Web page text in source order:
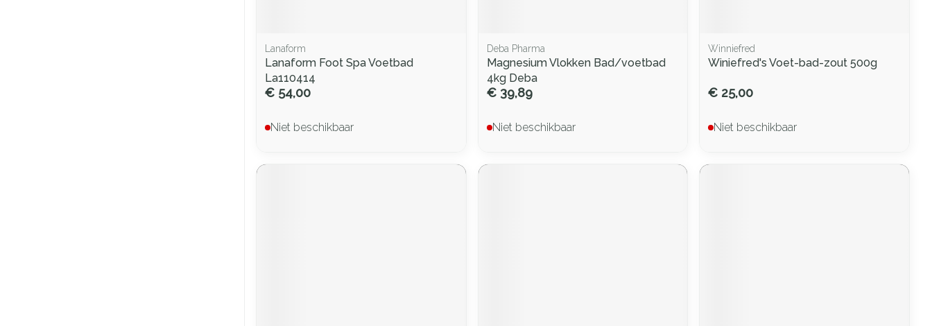
Lanaform
Lanaform Foot Spa Voetbad
La110414
€ 54,00
Niet beschikbaar
Deba Pharma
Magnesium Vlokken Bad/voetbad
4kg Deba
€ 39,89
Niet beschikbaar
Winniefred
Winiefred's Voet-bad-zout 500g
€ 25,00
Niet beschikbaar